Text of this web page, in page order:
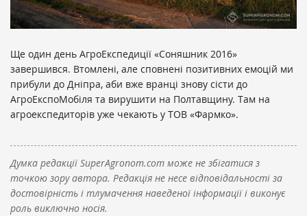
Ще один день АгроЕкспедиції «Соняшник 2016»
завершився. Втомлені, але сповнені позитивних емоцій ми
прибули до Дніпра, аби вже вранці знову сісти до
АгроЕкспоМобіля та вирушити на Полтавщину. Там на
агроекспедиторів уже чекають у ТОВ «Фармко».
Думка редакції SuperAgronom.com може не збігатися з
точкою зору автора. Редакція не несе відповідальності за
достовірність і тлумачення наведеної інформації і виконує
роль виключно носія.